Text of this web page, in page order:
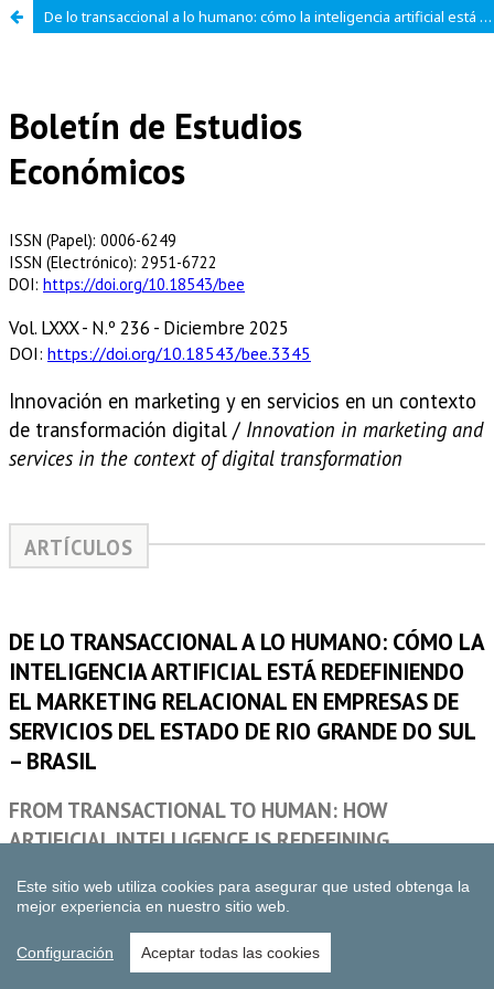
De lo transaccional a lo humano: cómo la inteligencia artificial está redefiniendo el marketing relacional en empresas de servicios del estado de Rio Grande do Sul – Brasil
Este sitio web utiliza cookies para asegurar que usted obtenga la
mejor experiencia en nuestro sitio web.
Configuración Aceptar todas las cookies